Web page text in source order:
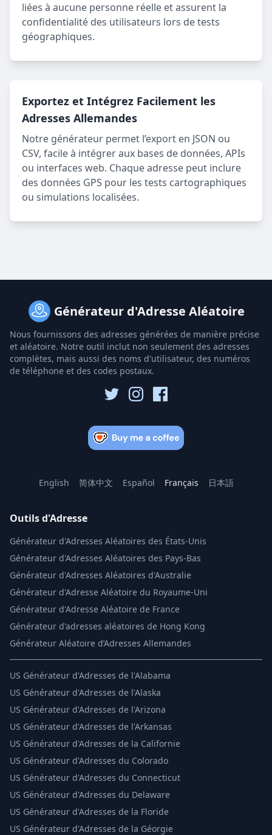
liées à aucune personne réelle et assurent la
confidentialité des utilisateurs lors de tests
géographiques.
Exportez et Intégrez Facilement les
Adresses Allemandes
Notre générateur permet l’export en JSON ou
CSV, facile à intégrer aux bases de données, APIs
ou interfaces web. Chaque adresse peut inclure
des données GPS pour les tests cartographiques
ou simulations localisées.
Générateur d'Adresse Aléatoire
Nous fournissons des adresses générées de manière précise
et aléatoire. Notre outil inclut non seulement des adresses
complètes, mais aussi des noms d'utilisateur, des numéros
de téléphone et des codes postaux.
English 简体中文 Español Français 日本語
Outils d'Adresse
Générateur d'Adresses Aléatoires des États-Unis
Générateur d'Adresses Aléatoires des Pays-Bas
Générateur d'Adresses Aléatoires d'Australie
Générateur d'Adresse Aléatoire du Royaume-Uni
Générateur d'Adresse Aléatoire de France
Générateur d'adresses aléatoires de Hong Kong
Générateur Aléatoire d’Adresses Allemandes
US Générateur d'Adresses de l'Alabama
US Générateur d'Adresses de l'Alaska
US Générateur d'Adresses de l'Arizona
US Générateur d'Adresses de l'Arkansas
US Générateur d'Adresses de la Californie
US Générateur d'Adresses du Colorado
US Générateur d'Adresses du Connecticut
US Générateur d'Adresses du Delaware
US Générateur d'Adresses de la Floride
US Générateur d'Adresses de la Géorgie